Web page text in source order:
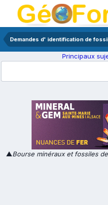
Demandes d' identification de
Principaux
▲Bourse minéraux et fossiles